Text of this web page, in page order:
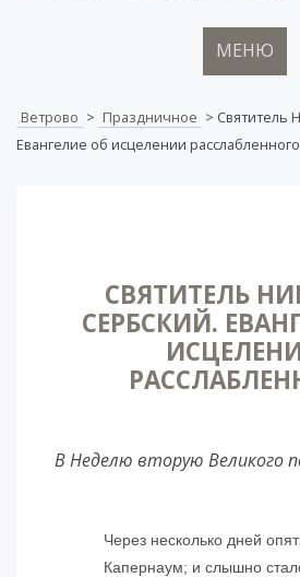
МЕНЮ
Ветрово > Праздничное > Святитель
Евангелие об исцелении расслабленного
СВЯТИТЕЛЬ
СЕРБСКИЙ.
В Неделю вторую Великого
Через несколько дней
Капернаум; и слышно